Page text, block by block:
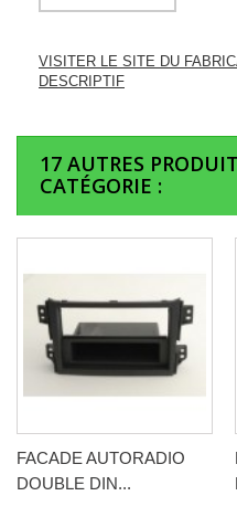
VISITER LE SITE DU
DESCRIPTIF
17 AUTRES
CATÉGORIE :
FACADE AUTORADIO
DOUBLE DIN...